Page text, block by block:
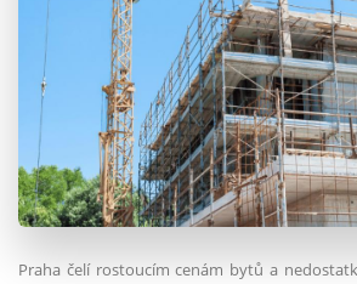
Praha čelí rostoucím cenám bytů a